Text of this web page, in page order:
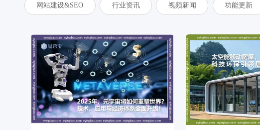
网站建设&SEO 行业资讯 视频新闻 功能更新